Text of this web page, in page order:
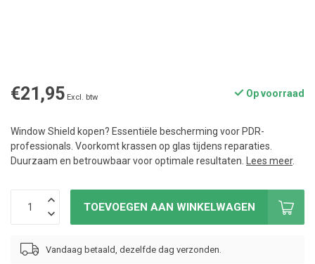
€21,95 Excl. btw Op voorraad
Window Shield kopen? Essentiële bescherming voor PDR-
professionals. Voorkomt krassen op glas tijdens reparaties.
Duurzaam en betrouwbaar voor optimale resultaten.
Lees meer.
TOEVOEGEN AAN WINKELWAGEN
Vandaag betaald, dezelfde dag verzonden.